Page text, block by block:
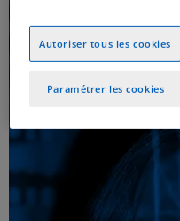
Paramétrer les cookies
Autoriser tous les cookies